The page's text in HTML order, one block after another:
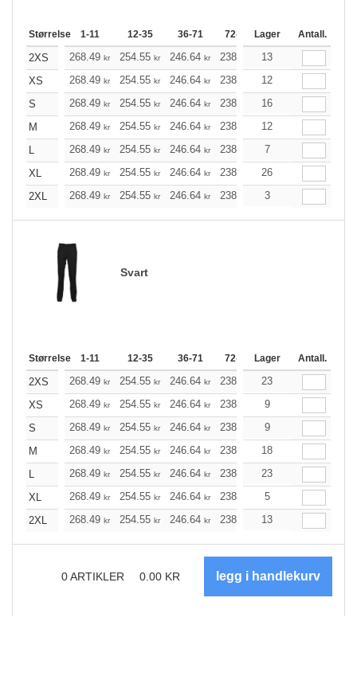
Størrelse 1-11 12-35 36-71 72-143 144-287
Lager Antall.
2XS 268.49 kr 254.55 kr 246.64 kr 238.72 226.79
13
XS
268.49 kr 254.55 kr 246.64 kr 238.72 226.79
12
S
268.49 kr 254.55 kr 246.64 kr 238.72 226.79
16
M
268.49 kr 254.55 kr 246.64 kr 238.72 226.79
12
L
268.49 kr 254.55 kr 246.64 kr 238.72
7
XL
268.49 kr 254.55 kr 246.64 kr 238.72 226.79
26
2XL
268.49 kr 254.55 kr 246.64 kr 238.72 3
Svart
Størrelse 1-11 12-35 36-71 72-143 144-287
Lager Antall.
2XS 268.49 kr 254.55 kr 246.64 kr 238.72 226.79
23
XS
268.49 kr 254.55 kr 246.64 kr 238.72
9
S
268.49 kr 254.55 kr 246.64 kr 238.72
9
M
268.49 kr 254.55 kr 246.64 kr 238.72 226.79
18
L
268.49 kr 254.55 kr 246.64 kr 238.72 226.79
23
XL
268.49 kr 254.55 kr 246.64 kr 238.72
5
2XL
268.49 kr 254.55 kr 246.64 kr 238.72 226.79
13
0ARTIKLER 0.00 KR